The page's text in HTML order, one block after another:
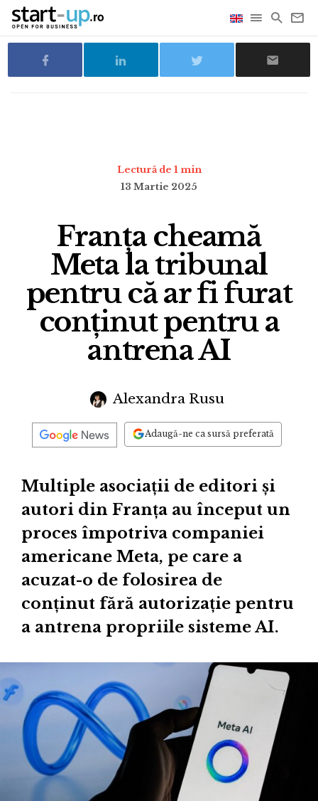
Lectură de 1 min
13 Martie 2025
Franța cheamă
Meta la tribunal
pentru că ar fi furat
conținut pentru a
antrena AI
Alexandra Rusu
Adaugă-ne ca sursă preferată
Multiple asociații de editori și
autori din Franța au început un
proces împotriva companiei
americane Meta, pe care a
acuzat-o de folosirea de
conținut fără autorizație pentru
a antrena propriile sisteme AI.